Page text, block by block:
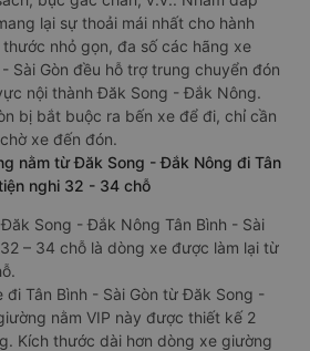
lại sự thoải mái nhất cho hành
nhỏ gọn, đa số các hãng xe
Sài Gòn đều hỗ trợ trung chuyển đón
nội thành Đăk Song - Đắk Nông.
bị bắt buộc ra bến xe để đi, chỉ cần
xe đến đón.
nằm từ Đăk Song - Đắk Nông đi Tân
nghi 32 - 34 chỗ
Song - Đắk Nông Tân Bình - Sài
– 34 chỗ là dòng xe được làm lại từ
đi Tân Bình - Sài Gòn từ Đăk Song -
nằm VIP này được thiết kế 2
Kích thước dài hơn dòng xe giường